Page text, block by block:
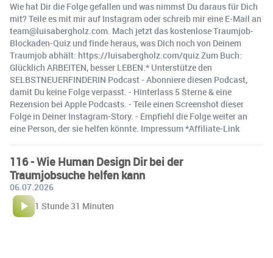
Wie hat Dir die Folge gefallen und was nimmst Du daraus für Dich
mit? Teile es mit mir auf Instagram oder schreib mir eine E-Mail an
team@luisabergholz.com. Mach jetzt das kostenlose Traumjob-
Blockaden-Quiz und finde heraus, was Dich noch von Deinem
Traumjob abhält: https://luisabergholz.com/quiz Zum Buch:
Glücklich ARBEITEN, besser LEBEN.* Unterstütze den
SELBSTNEUERFINDERIN Podcast - Abonniere diesen Podcast,
damit Du keine Folge verpasst. - Hinterlass 5 Sterne & eine
Rezension bei Apple Podcasts. - Teile einen Screenshot dieser
Folge in Deiner Instagram-Story. - Empfiehl die Folge weiter an
eine Person, der sie helfen könnte. Impressum *Affiliate-Link
116 - Wie Human Design Dir bei der
Traumjobsuche helfen kann
06.07.2026
1 Stunde 31 Minuten